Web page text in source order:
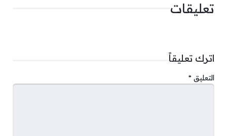
تعليقات
اترك تعليقاً
التعليق *